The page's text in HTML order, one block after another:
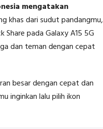
mengatakan
khas dari sudut pandangmu,
pada Galaxy A15 5G
dan teman dengan cepat
besar dengan cepat dan
inginkan lalu pilih ikon